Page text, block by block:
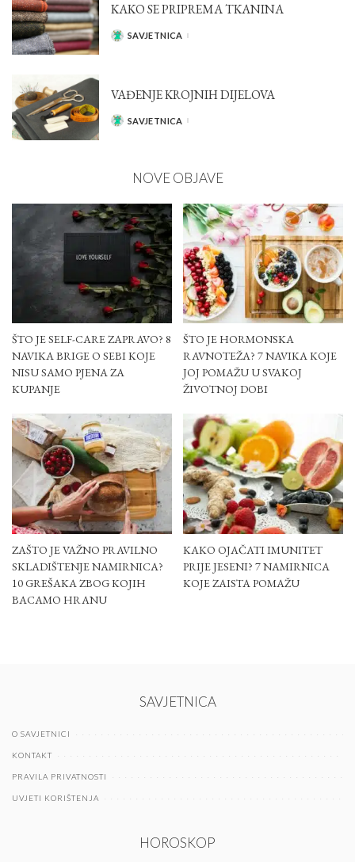
KAKO SE PRIPREMA TKANINA
POSTED
SAVJETNICA
VAĐENJE KROJNIH DIJELOVA
POSTED
SAVJETNICA
NOVE OBJAVE
ŠTO JE SELF-CARE ZAPRAVO? 8
NAVIKA BRIGE O SEBI KOJE
NISU SAMO PJENA ZA
KUPANJE
ŠTO JE HORMONSKA
RAVNOTEŽA? 7 NAVIKA KOJE
JOJ POMAŽU U SVAKOJ
ŽIVOTNOJ DOBI
ZAŠTO JE VAŽNO PRAVILNO
SKLADIŠTENJE NAMIRNICA?
10 GREŠAKA ZBOG KOJIH
BACAMO HRANU
KAKO OJAČATI IMUNITET
PRIJE JESENI? 7 NAMIRNICA
KOJE ZAISTA POMAŽU
SAVJETNICA
O SAVJETNICI
KONTAKT
PRAVILA PRIVATNOSTI
UVJETI KORIŠTENJA
HOROSKOP